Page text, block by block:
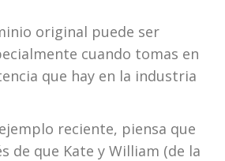
original puede ser
cuando tomas en
que hay en la industria
reciente, piensa que
de que Kate y William (de la